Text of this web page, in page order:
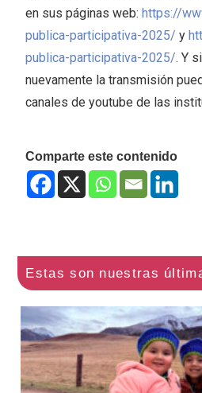
en sus páginas web: https://
publica-participativa-2025/ y
publica-participativa-2025/. Y
nuevamente la transmisión
canales de youtube de las
Comparte este contenido